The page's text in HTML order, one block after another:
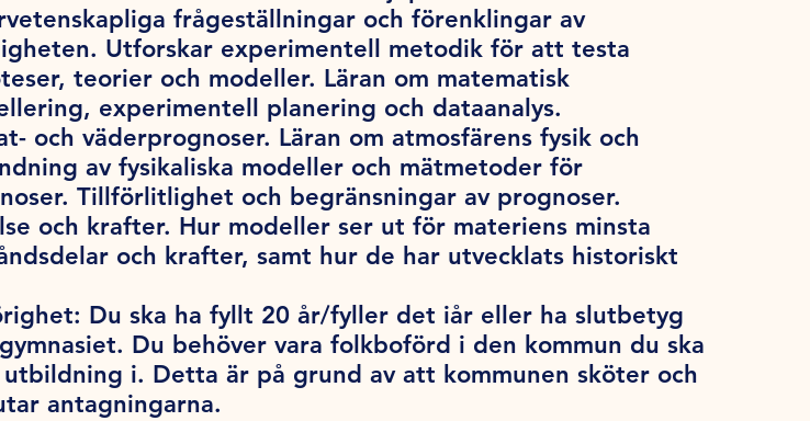
frågeställningar och förenklingar av
Utforskar experimentell metodik för att testa
teorier och modeller. Läran om matematisk
experimentell planering och dataanalys.
och väderprognoser. Läran om atmosfärens fysik och
av fysikaliska modeller och mätmetoder för
Tillförlitlighet och begränsningar av prognoser.
och krafter. Hur modeller ser ut för materiens minsta
och krafter, samt hur de har utvecklats historiskt
Du ska ha fyllt 20 år/fyller det iår eller ha slutbetyg
Du behöver vara folkboförd i den kommun du ska
utbildning i. Detta är på grund av att kommunen sköter och
antagningarna.